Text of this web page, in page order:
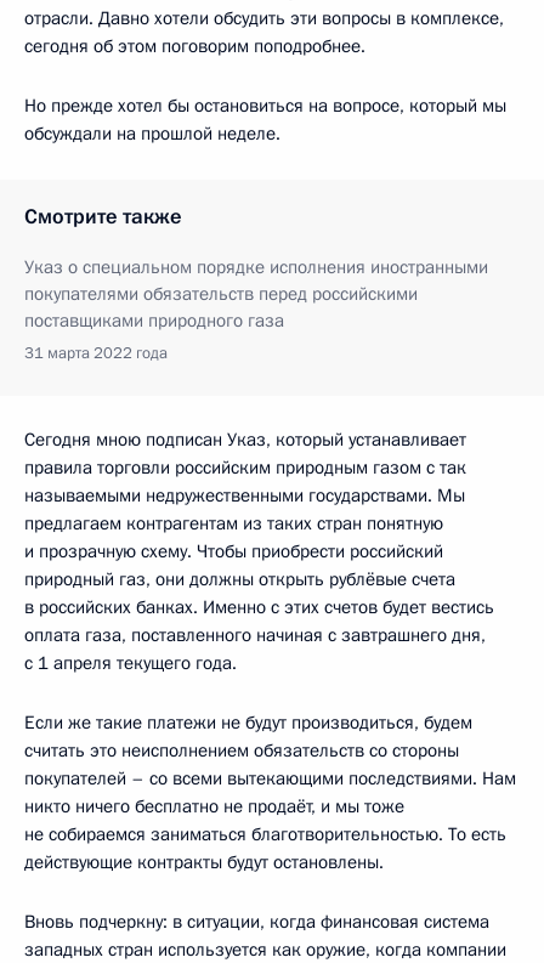
отрасли. Давно хотели обсудить эти вопросы в комплексе,
сегодня об этом поговорим поподробнее.
Но прежде хотел бы остановиться на вопросе, который мы
обсуждали на прошлой неделе.
Смотрите также
Указ о специальном порядке исполнения иностранными
покупателями обязательств перед российскими
поставщиками природного газа
31 марта 2022 года
Сегодня мною подписан Указ, который устанавливает
правила торговли российским природным газом с так
называемыми недружественными государствами. Мы
предлагаем контрагентам из таких стран понятную
и прозрачную схему. Чтобы приобрести российский
природный газ, они должны открыть рублёвые счета
в российских банках. Именно с этих счетов будет вестись
оплата газа, поставленного начиная с завтрашнего дня,
с 1 апреля текущего года.
Если же такие платежи не будут производиться, будем
считать это неисполнением обязательств со стороны
покупателей – со всеми вытекающими последствиями. Нам
никто ничего бесплатно не продаёт, и мы тоже
не собираемся заниматься благотворительностью. То есть
действующие контракты будут остановлены.
Вновь подчеркну: в ситуации, когда финансовая система
западных стран используется как оружие, когда компании